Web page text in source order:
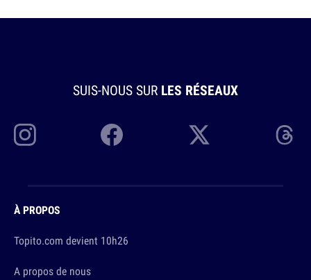
SUIS-NOUS SUR LES RÉSEAUX
À PROPOS
Topito.com devient 10h26
A propos de nous